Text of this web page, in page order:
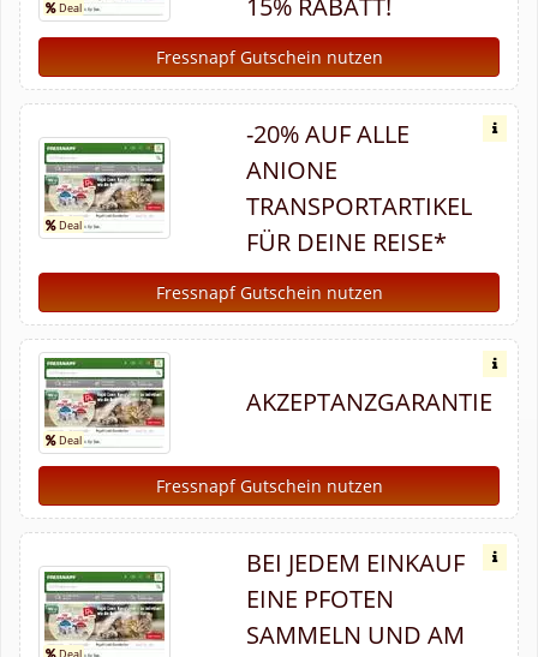
Fressnapf Gutschein nutzen
-20% AUF ALLE
ANIONE
TRANSPORTARTIKEL
FÜR DEINE REISE*
Fressnapf Gutschein nutzen
AKZEPTANZGARANTIE
Fressnapf Gutschein nutzen
BEI JEDEM EINKAUF
EINE PFOTEN
SAMMELN UND AM